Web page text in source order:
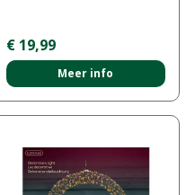
€ 19,99
Meer info